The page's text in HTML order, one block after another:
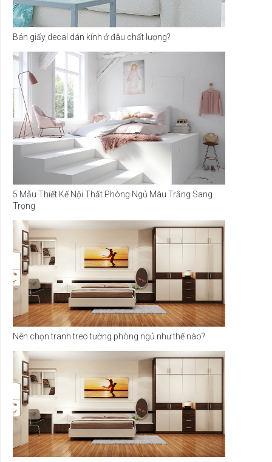
Bán giấy decal dán kính ở đâu chất lượng?
5 Mẫu Thiết Kế Nội Thất Phòng Ngủ Màu Trắng Sang
Trọng
Nên chọn tranh treo tường phòng ngủ như thế nào?